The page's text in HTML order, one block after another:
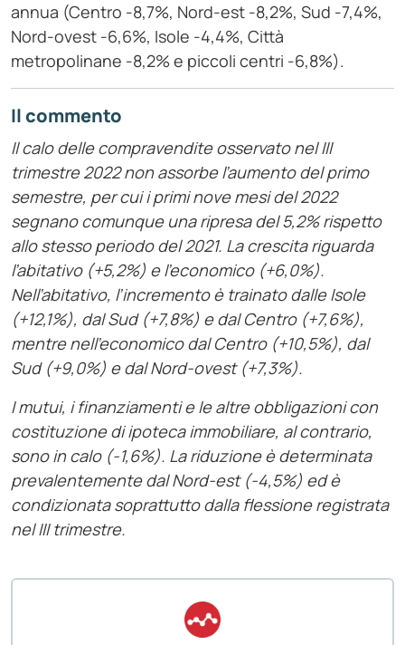
annua (Centro -8,7%, Nord-est -8,2%, Sud -7,4%,
Nord-ovest -6,6%, Isole -4,4%, Città
metropolinane -8,2% e piccoli centri -6,8%).
Il commento
Il calo delle compravendite osservato nel III
trimestre 2022 non assorbe l’aumento del primo
semestre, per cui i primi nove mesi del 2022
segnano comunque una ripresa del 5,2% rispetto
allo stesso periodo del 2021. La crescita riguarda
l’abitativo (+5,2%) e l’economico (+6,0%).
Nell’abitativo, l’incremento è trainato dalle Isole
(+12,1%), dal Sud (+7,8%) e dal Centro (+7,6%),
mentre nell’economico dal Centro (+10,5%), dal
Sud (+9,0%) e dal Nord-ovest (+7,3%).
I mutui, i finanziamenti e le altre obbligazioni con
costituzione di ipoteca immobiliare, al contrario,
sono in calo (-1,6%). La riduzione è determinata
prevalentemente dal Nord-est (-4,5%) ed è
condizionata soprattutto dalla flessione registrata
nel III trimestre.